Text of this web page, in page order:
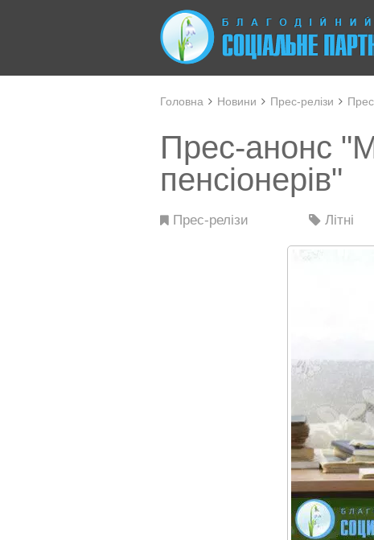
Головна Новини Прес-релізи
Прес-анонс
пенсіонерів"
Прес-релізи Літні